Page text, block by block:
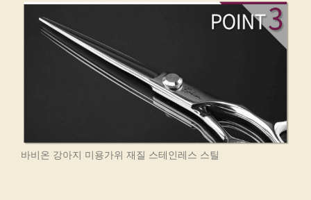
바비온 강아지 미용가위 재질 스테인레스 스틸